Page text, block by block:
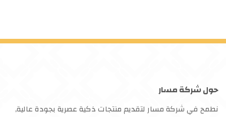
حول شركة مسار
نطمح في شركة مسار لتقديم منتجات ذكية عصرية بجودة عالية,